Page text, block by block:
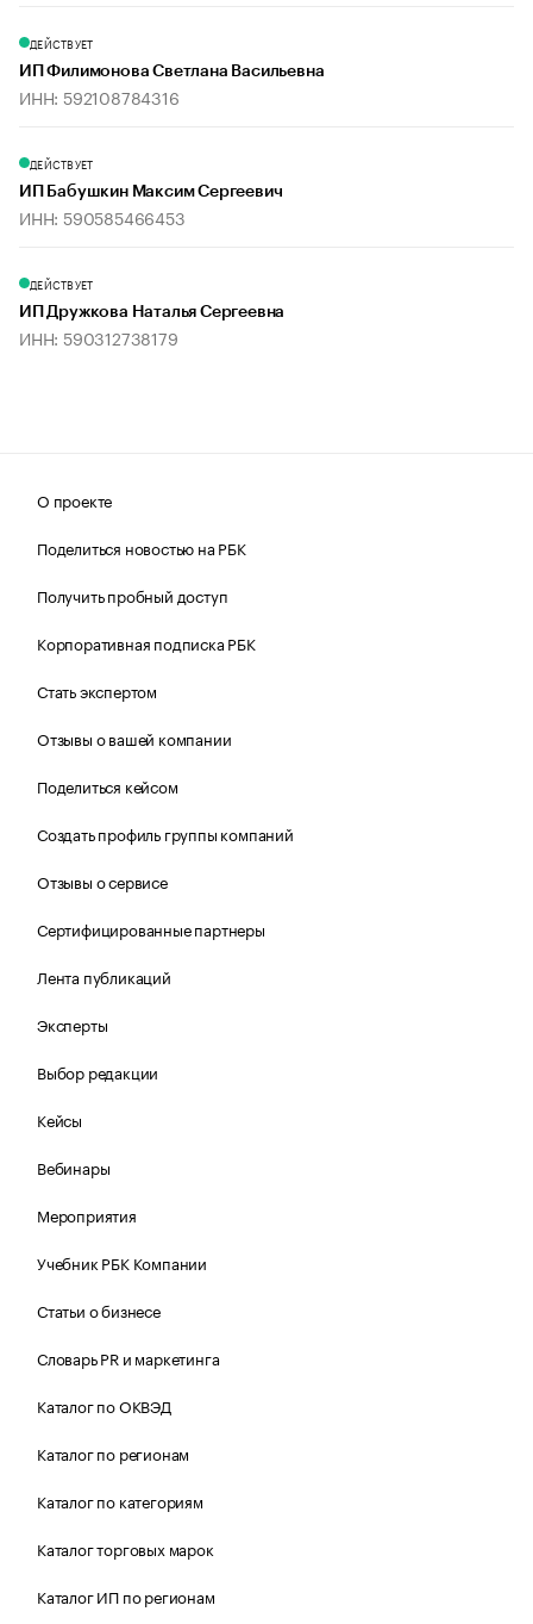
ДЕЙСТВУЕТ
ИП Филимонова Светлана Васильевна
ИНН: 592108784316
ДЕЙСТВУЕТ
ИП Бабушкин Максим Сергеевич
ИНН: 590585466453
ДЕЙСТВУЕТ
ИП Дружкова Наталья Сергеевна
ИНН: 590312738179
О проекте
Поделиться новостью на РБК
Получить пробный доступ
Корпоративная подписка РБК
Стать экспертом
Отзывы о вашей компании
Поделиться кейсом
Создать профиль группы компаний
Отзывы о сервисе
Сертифицированные партнеры
Лента публикаций
Эксперты
Выбор редакции
Кейсы
Вебинары
Мероприятия
Учебник РБК Компании
Статьи о бизнесе
Словарь PR и маркетинга
Каталог по ОКВЭД
Каталог по регионам
Каталог по категориям
Каталог торговых марок
Каталог ИП по регионам